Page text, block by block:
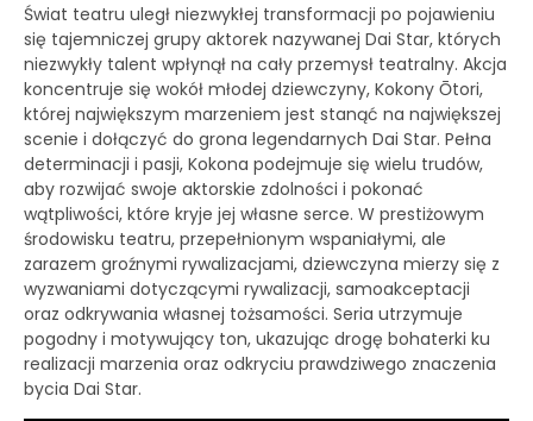
Świat teatru uległ niezwykłej transformacji po pojawieniu
się tajemniczej grupy aktorek nazywanej Dai Star, których
niezwykły talent wpłynął na cały przemysł teatralny. Akcja
koncentruje się wokół młodej dziewczyny, Kokony Ōtori,
której największym marzeniem jest stanąć na największej
scenie i dołączyć do grona legendarnych Dai Star. Pełna
determinacji i pasji, Kokona podejmuje się wielu trudów,
aby rozwijać swoje aktorskie zdolności i pokonać
wątpliwości, które kryje jej własne serce. W prestiżowym
środowisku teatru, przepełnionym wspaniałymi, ale
zarazem groźnymi rywalizacjami, dziewczyna mierzy się z
wyzwaniami dotyczącymi rywalizacji, samoakceptacji
oraz odkrywania własnej tożsamości. Seria utrzymuje
pogodny i motywujący ton, ukazując drogę bohaterki ku
realizacji marzenia oraz odkryciu prawdziwego znaczenia
bycia Dai Star.